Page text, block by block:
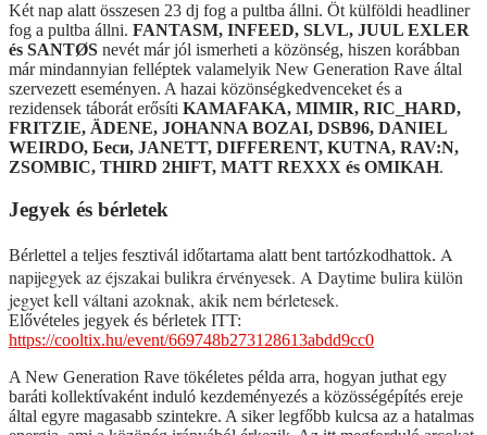
Két nap alatt összesen 23 dj fog a pultba állni. Öt külföldi headliner
fog a pultba állni. FANTASM, INFEED, SLVL, JUUL EXLER
és SANTØS nevét már jól ismerheti a közönség, hiszen korábban
már mindannyian felléptek valamelyik New Generation Rave által
szervezett eseményen. A hazai közönségkedvenceket és a
rezidensek táborát erősíti KAMAFAKA, MIMIR, RIC_HARD,
FRITZIE, ÄDENE, JOHANNA BOZAI, DSB96, DANIEL
WEIRDO, Беси, JANETT, DIFFERENT, KUTNA, RAV:N,
ZSOMBIC, THIRD 2HIFT, MATT REXXX és OMIKAH.
Jegyek és bérletek
Bérlettel a teljes fesztivál időtartama alatt bent tartózkodhattok. A
napijegyek az éjszakai bulikra érvényesek. A Daytime bulira külön
jegyet kell váltani azoknak, akik nem bérletesek.
Elővételes jegyek és bérletek ITT:
https://cooltix.hu/event/669748b273128613abdd9cc0
A New Generation Rave tökéletes példa arra, hogyan juthat egy
baráti kollektívaként induló kezdeményezés a közösségépítés ereje
által egyre magasabb szintekre. A siker legfőbb kulcsa az a hatalmas